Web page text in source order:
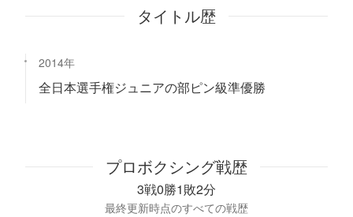
タイトル歴
2014年
全日本選手権ジュニアの部ピン級準優勝
プロボクシング戦歴
3戦0勝1敗2分
最終更新時点のすべての戦歴